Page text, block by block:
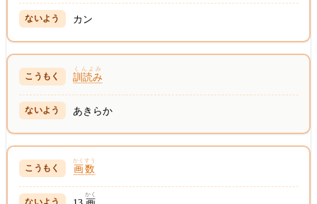
カン
訓読み
くんよみ
あきらか
画数
かくすう
かく